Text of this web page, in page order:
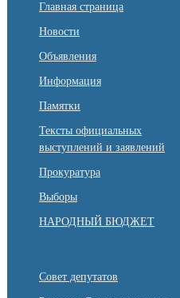
Главная страница
Новости
Объявления
Информация
Памятки
Тексты официальных
выступлений и заявлений
Прокуратура
Выборы
НАРОДНЫЙ БЮДЖЕТ
Совет депутатов